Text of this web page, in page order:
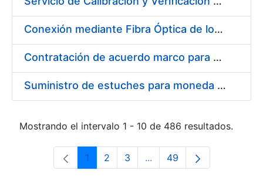
Conexión mediante Fibra Óptica de los Centros de Proceso de Datos (CPDs) de las sedes de la FNMT-RCM de Burgos y Madrid
Contratación de acuerdo marco para el Suministro de Material de Electricidad para la Fábrica Nacional de Moneda y Timbre-Real Casa de la Moneda en su centro de trabajo de Burgos
Suministro de estuches para moneda de 30 €
Mostrando el intervalo 1 - 10 de 486 resultados.
Página
1 Página
2 Página
3 ...Páginas intermedias Use
Página
49